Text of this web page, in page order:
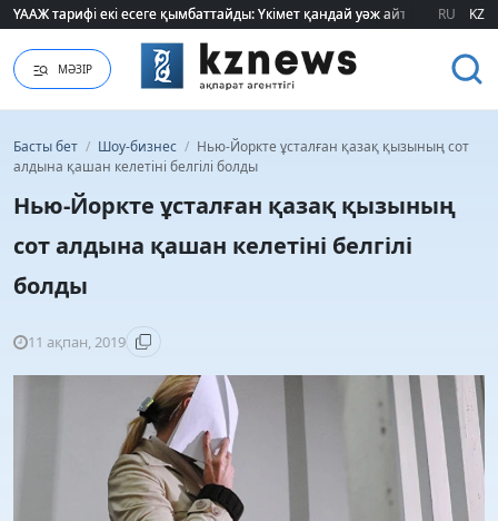
ҮААЖ тарифі екі есеге қымбаттайды: Үкімет қандай уәж айтады?
ҮААЖ тарифі екі есеге қымбаттайды: Үкімет қандай уәж айтады? RU KZ
МӘЗІР
Басты бет / Шоу-бизнес / Нью-Йоркте ұсталған қазақ қызының сот
алдына қашан келетіні белгілі болды
Нью-Йоркте ұсталған қазақ қызының
сот алдына қашан келетіні белгілі
болды
11 ақпан, 2019